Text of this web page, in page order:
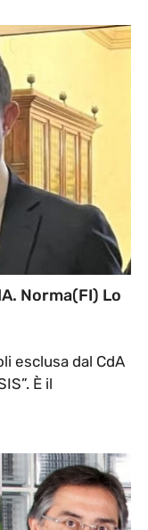
Norma(FI) Lo
esclusa dal CdA
È il